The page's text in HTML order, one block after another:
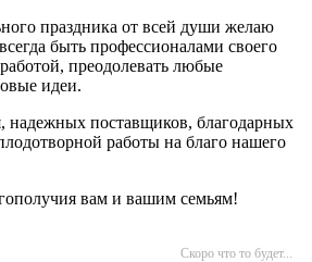
праздника от всей души желаю
быть профессионалами своего
преодолевать любые
идеи.
надежных поставщиков, благодарных
работы на благо нашего
вам и вашим семьям!
Скоро что то будет...